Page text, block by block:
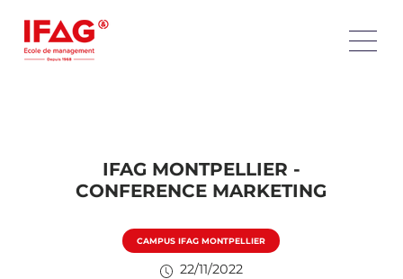
IFAG MONTPELLIER -
CONFERENCE MARKETING
CAMPUS IFAG MONTPELLIER
22/11/2022